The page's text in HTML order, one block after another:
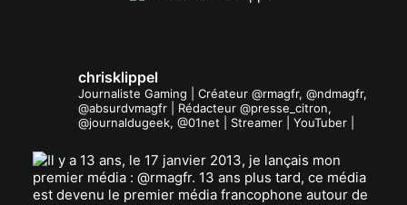
chrisklippel
Journaliste Gaming | Créateur @rmagfr, @ndmagfr,
@absurdvmagfr | Rédacteur @presse_citron,
@journaldugeek, @01net | Streamer | YouTuber |